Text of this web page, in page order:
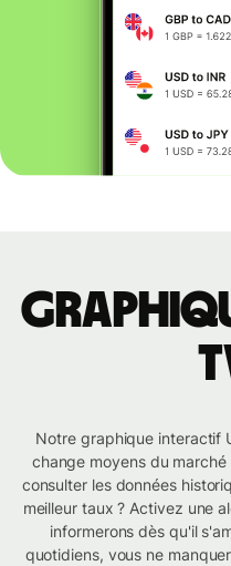
Notre graphique interactif
change moyens du
consulter les données
meilleur taux ? Activez une
informerons dès qu'il
quotidiens, vous ne